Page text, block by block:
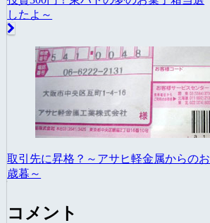
したよ～
取引先に昇格？～アサヒ軽金属からのお
歳暮～
コメント